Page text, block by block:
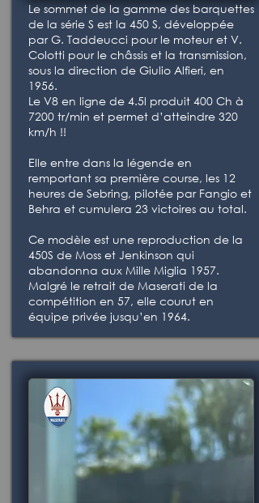
Le sommet de la gamme des barquettes
de la série S est la 450 S, développée
par G. Taddeucci pour le moteur et V.
Colotti pour le châssis et la transmission,
sous la direction de Giulio Alfieri, en
1956.
Le V8 en ligne de 4.5l produit 400 Ch à
7200 tr/min et permet d’atteindre 320
km/h !!
Elle entre dans la légende en
remportant sa première course, les 12
heures de Sebring, pilotée par Fangio et
Behra et cumulera 23 victoires au total.
Ce modèle est une reproduction de la
450S de Moss et Jenkinson qui
abandonna aux Mille Miglia 1957.
Malgré le retrait de Maserati de la
compétition en 57, elle courut en
équipe privée jusqu’en 1964.